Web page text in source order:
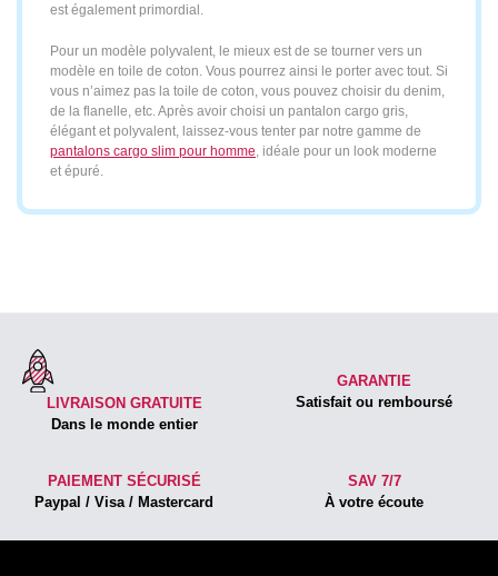
est également primordial.
Pour un modèle polyvalent, le mieux est de se tourner vers un
modèle en toile de coton. Vous pourrez ainsi le porter avec tout. Si
vous n’aimez pas la toile de coton, vous pouvez choisir du denim,
de la flanelle, etc. Après avoir choisi un pantalon cargo gris,
élégant et polyvalent, laissez-vous tenter par notre gamme de
pantalons cargo slim pour homme, idéale pour un look moderne
et épuré.
LIVRAISON GRATUITE
Dans le monde entier
GARANTIE
Satisfait ou remboursé
PAIEMENT SÉCURISÉ
Paypal / Visa / Mastercard
SAV 7/7
À votre écoute